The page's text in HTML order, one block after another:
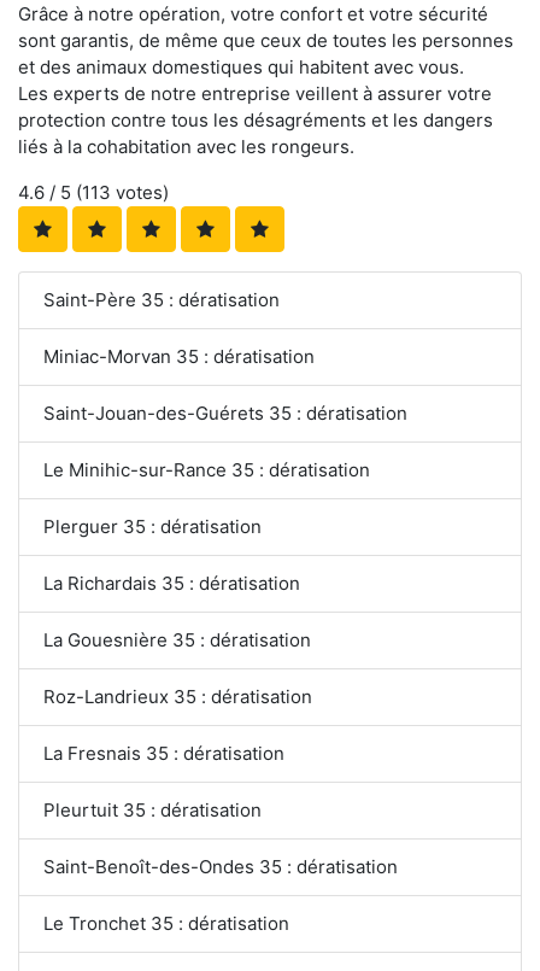
Grâce à notre opération, votre confort et votre sécurité
sont garantis, de même que ceux de toutes les personnes
et des animaux domestiques qui habitent avec vous.
Les experts de notre entreprise veillent à assurer votre
protection contre tous les désagréments et les dangers
liés à la cohabitation avec les rongeurs.
4.6 / 5 (113 votes)
Saint-Père 35 : dératisation
Miniac-Morvan 35 : dératisation
Saint-Jouan-des-Guérets 35 : dératisation
Le Minihic-sur-Rance 35 : dératisation
Plerguer 35 : dératisation
La Richardais 35 : dératisation
La Gouesnière 35 : dératisation
Roz-Landrieux 35 : dératisation
La Fresnais 35 : dératisation
Pleurtuit 35 : dératisation
Saint-Benoît-des-Ondes 35 : dératisation
Le Tronchet 35 : dératisation